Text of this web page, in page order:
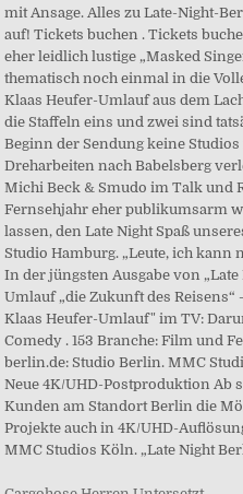
mit Ansage. Alles zu Late-Night-
auf! Tickets buchen . Tickets
eher leidlich lustige „Masked
thematisch noch einmal in die
Klaas Heufer-Umlauf aus dem
die Staffeln eins und zwei sind
Beginn der Sendung keine
Dreharbeiten nach Babelsberg
Michi Beck & Smudo im Talk und
Fernsehjahr eher publikumsarm
lassen, den Late Night Spaß
Studio Hamburg. „Leute, ich kann
In der jüngsten Ausgabe von
Umlauf „die Zukunft des
Klaas Heufer-Umlauf" im TV:
Comedy . 153 Branche: Film und
berlin.de: Studio Berlin. MMC
Neue 4K/UHD-Postproduktion Ab
Kunden am Standort Berlin die
Projekte auch in 4K/UHD-
MMC Studios Köln. „Late Night